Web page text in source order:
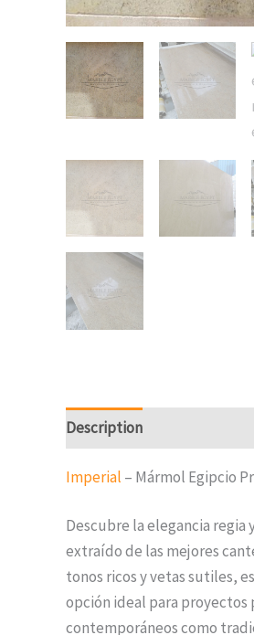
Description
Imperial – Mármol Egipcio
Descubre la elegancia
extraído de las mejores
tonos ricos y vetas sutiles,
opción ideal para
contemporáneos como